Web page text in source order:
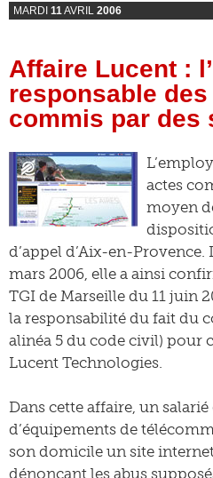
MARDI 11AVRIL 2006
Affaire Lucent :
responsable
commis par des
actes
moyen
d’appel d’Aix-en-Provence.
mars 2006, elle a ainsi
TGI de Marseille du 11 juin
la responsabilité du fait du
alinéa 5 du code civil) pour
Lucent Technologies.
Dans cette affaire, un
d’équipements de
son domicile un site
dénonçant les abus